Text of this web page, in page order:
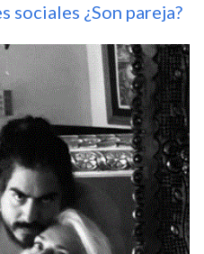
sociales ¿Son pareja?